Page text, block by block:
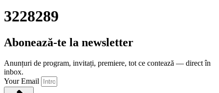
3228289
Abonează-te la newsletter
Anunțuri de program, invitați, premiere, tot ce contează — direct în
inbox.
Your Email